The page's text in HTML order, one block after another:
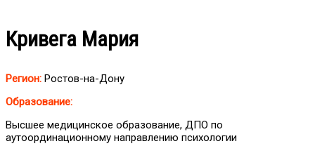
Кривега Мария
Регион: Ростов-на-Дону
Образование:
Высшее медицинское образование, ДПО по
аутоординационному направлению психологии